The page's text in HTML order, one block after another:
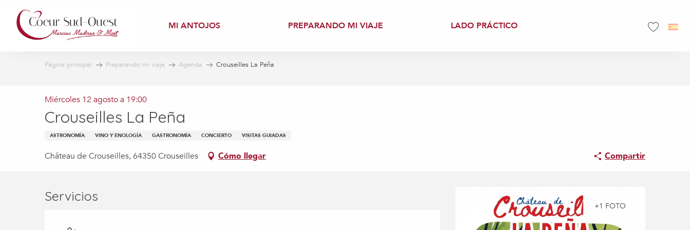
contenu
principal
MI ANTOJOS PREPARANDO MI VIAJE LADO PRÁCTICO
Página principal Preparando mi viaje Agenda Crouseilles La Peña
Miércoles 12 agosto a 19:00
Crouseilles La Peña
ASTRONOMÍA VINO Y ENOLOGÍA GASTRONOMÍA CONCIERTO VISITAS GUIADAS
Château de Crouseilles, 64350 Crouseilles Cómo llegar Compartir
+1 FOTO
Servicios